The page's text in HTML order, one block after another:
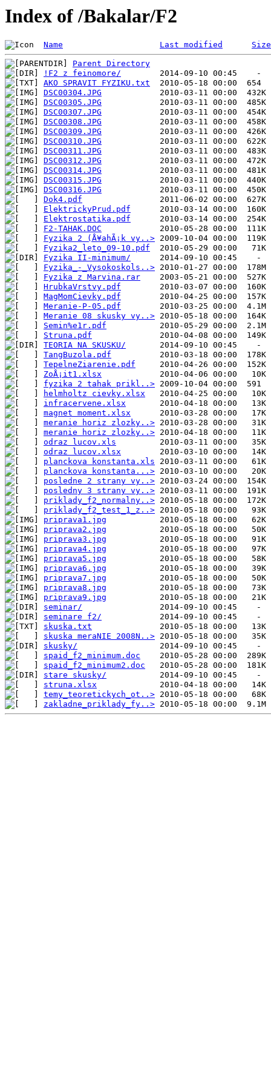
Index of /Bakalar/F2
Name Last modified Size
Parent Directory
!F2 z feinomore/
AKO SPRAVIT FYZIKU.txt
DSC00304.JPG
DSC00305.JPG
DSC00307.JPG
DSC00308.JPG
DSC00309.JPG
DSC00310.JPG
DSC00311.JPG
DSC00312.JPG
DSC00314.JPG
DSC00315.JPG
DSC00316.JPG
Dok4.pdf
ElektrickyPrud.pdf
Elektrostatika.pdf
F2-TAHAK.DOC
Fyzika 2 (Å¥ahÃ¡k vy..>
Fyzika2_leto_09-10.pdf
Fyzika II-minimum/
Fyzika_-_Vysokoskols..>
Fyzika z Marvina.rar
HrubkaVrstvy.pdf
MagMomCievky.pdf
Meranie-P-05.pdf
Meranie 08 skusky vy..>
Semin%e1r.pdf
Struna.pdf
TEORIA NA SKUSKU/
TangBuzola.pdf
TepelneZiarenie.pdf
ZoÅ¡it1.xlsx
fyzika 2 tahak prikl..>
helmholtz cievky.xlsx
infracervene.xlsx
magnet moment.xlsx
meranie horiz zlozky..>
meranie horiz zlozky..>
odraz lucov.xls
odraz lucov.xlsx
planckova konstanta.xls
planckova konstanta...>
posledne 2 strany vy..>
posledny 3 strany vy..>
priklady_f2_normalny..>
priklady_f2_test_1_z..>
priprava1.jpg
priprava2.jpg
priprava3.jpg
priprava4.jpg
priprava5.jpg
priprava6.jpg
priprava7.jpg
priprava8.jpg
priprava9.jpg
seminar/
seminare f2/
skuska.txt
skuska meraNIE 2008N..>
skusky/
spaid_f2_minimum.doc
spaid_f2_minimum2.doc
stare skusky/
struna.xlsx
temy_teoretickych_ot..>
zakladne_priklady_fy..>